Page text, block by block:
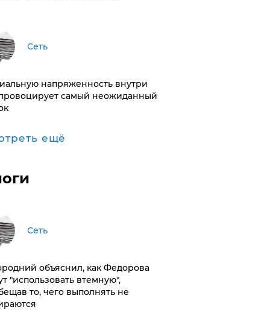
Сеть
напряженность внутри
самый неожиданный
ещё
Сеть
объяснил, как Федорова
"использовать втемную",
то, чего выполнять не